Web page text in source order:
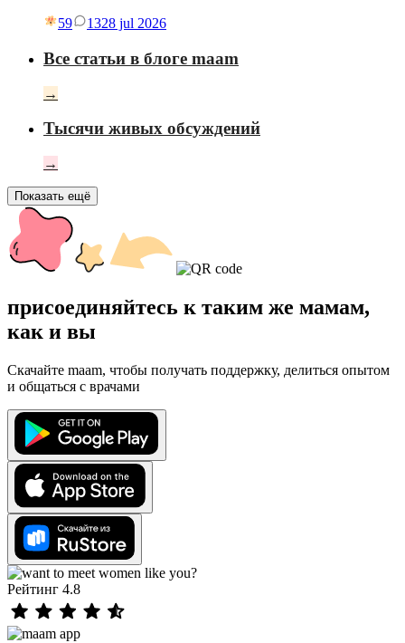
59 1328 jul 2026
Все статьи в блоге maam
→
Тысячи живых обсуждений
→
Показать ещё
присоединяйтесь к таким же мамам,
как и вы
Скачайте maam, чтобы получать поддержку, делиться опытом
и общаться с врачами
Рейтинг 4.8